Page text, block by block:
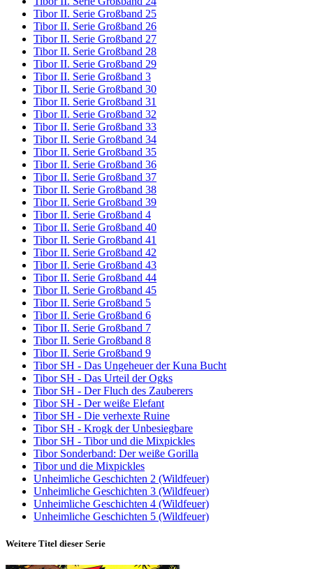
Tibor II. Serie Großband 25
Tibor II. Serie Großband 26
Tibor II. Serie Großband 27
Tibor II. Serie Großband 28
Tibor II. Serie Großband 29
Tibor II. Serie Großband 3
Tibor II. Serie Großband 30
Tibor II. Serie Großband 31
Tibor II. Serie Großband 32
Tibor II. Serie Großband 33
Tibor II. Serie Großband 34
Tibor II. Serie Großband 35
Tibor II. Serie Großband 36
Tibor II. Serie Großband 37
Tibor II. Serie Großband 38
Tibor II. Serie Großband 39
Tibor II. Serie Großband 4
Tibor II. Serie Großband 40
Tibor II. Serie Großband 41
Tibor II. Serie Großband 42
Tibor II. Serie Großband 43
Tibor II. Serie Großband 44
Tibor II. Serie Großband 45
Tibor II. Serie Großband 5
Tibor II. Serie Großband 6
Tibor II. Serie Großband 7
Tibor II. Serie Großband 8
Tibor II. Serie Großband 9
Tibor SH - Das Ungeheuer der Kuna Bucht
Tibor SH - Das Urteil der Ogks
Tibor SH - Der Fluch des Zauberers
Tibor SH - Der weiße Elefant
Tibor SH - Die verhexte Ruine
Tibor SH - Krogk der Unbesiegbare
Tibor SH - Tibor und die Mixpickles
Tibor Sonderband: Der weiße Gorilla
Tibor und die Mixpickles
Unheimliche Geschichten 2 (Wildfeuer)
Unheimliche Geschichten 3 (Wildfeuer)
Unheimliche Geschichten 4 (Wildfeuer)
Unheimliche Geschichten 5 (Wildfeuer)
Weitere Titel dieser Serie